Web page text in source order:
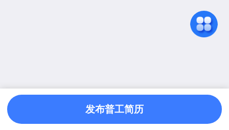
发布普工简历